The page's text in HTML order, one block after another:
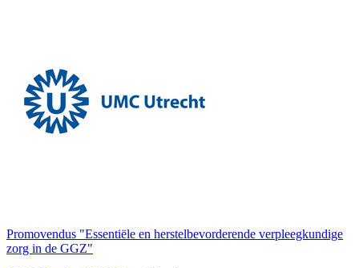
Promovendus "Essentiële en herstelbevorderende verpleegkundige
zorg in de GGZ"